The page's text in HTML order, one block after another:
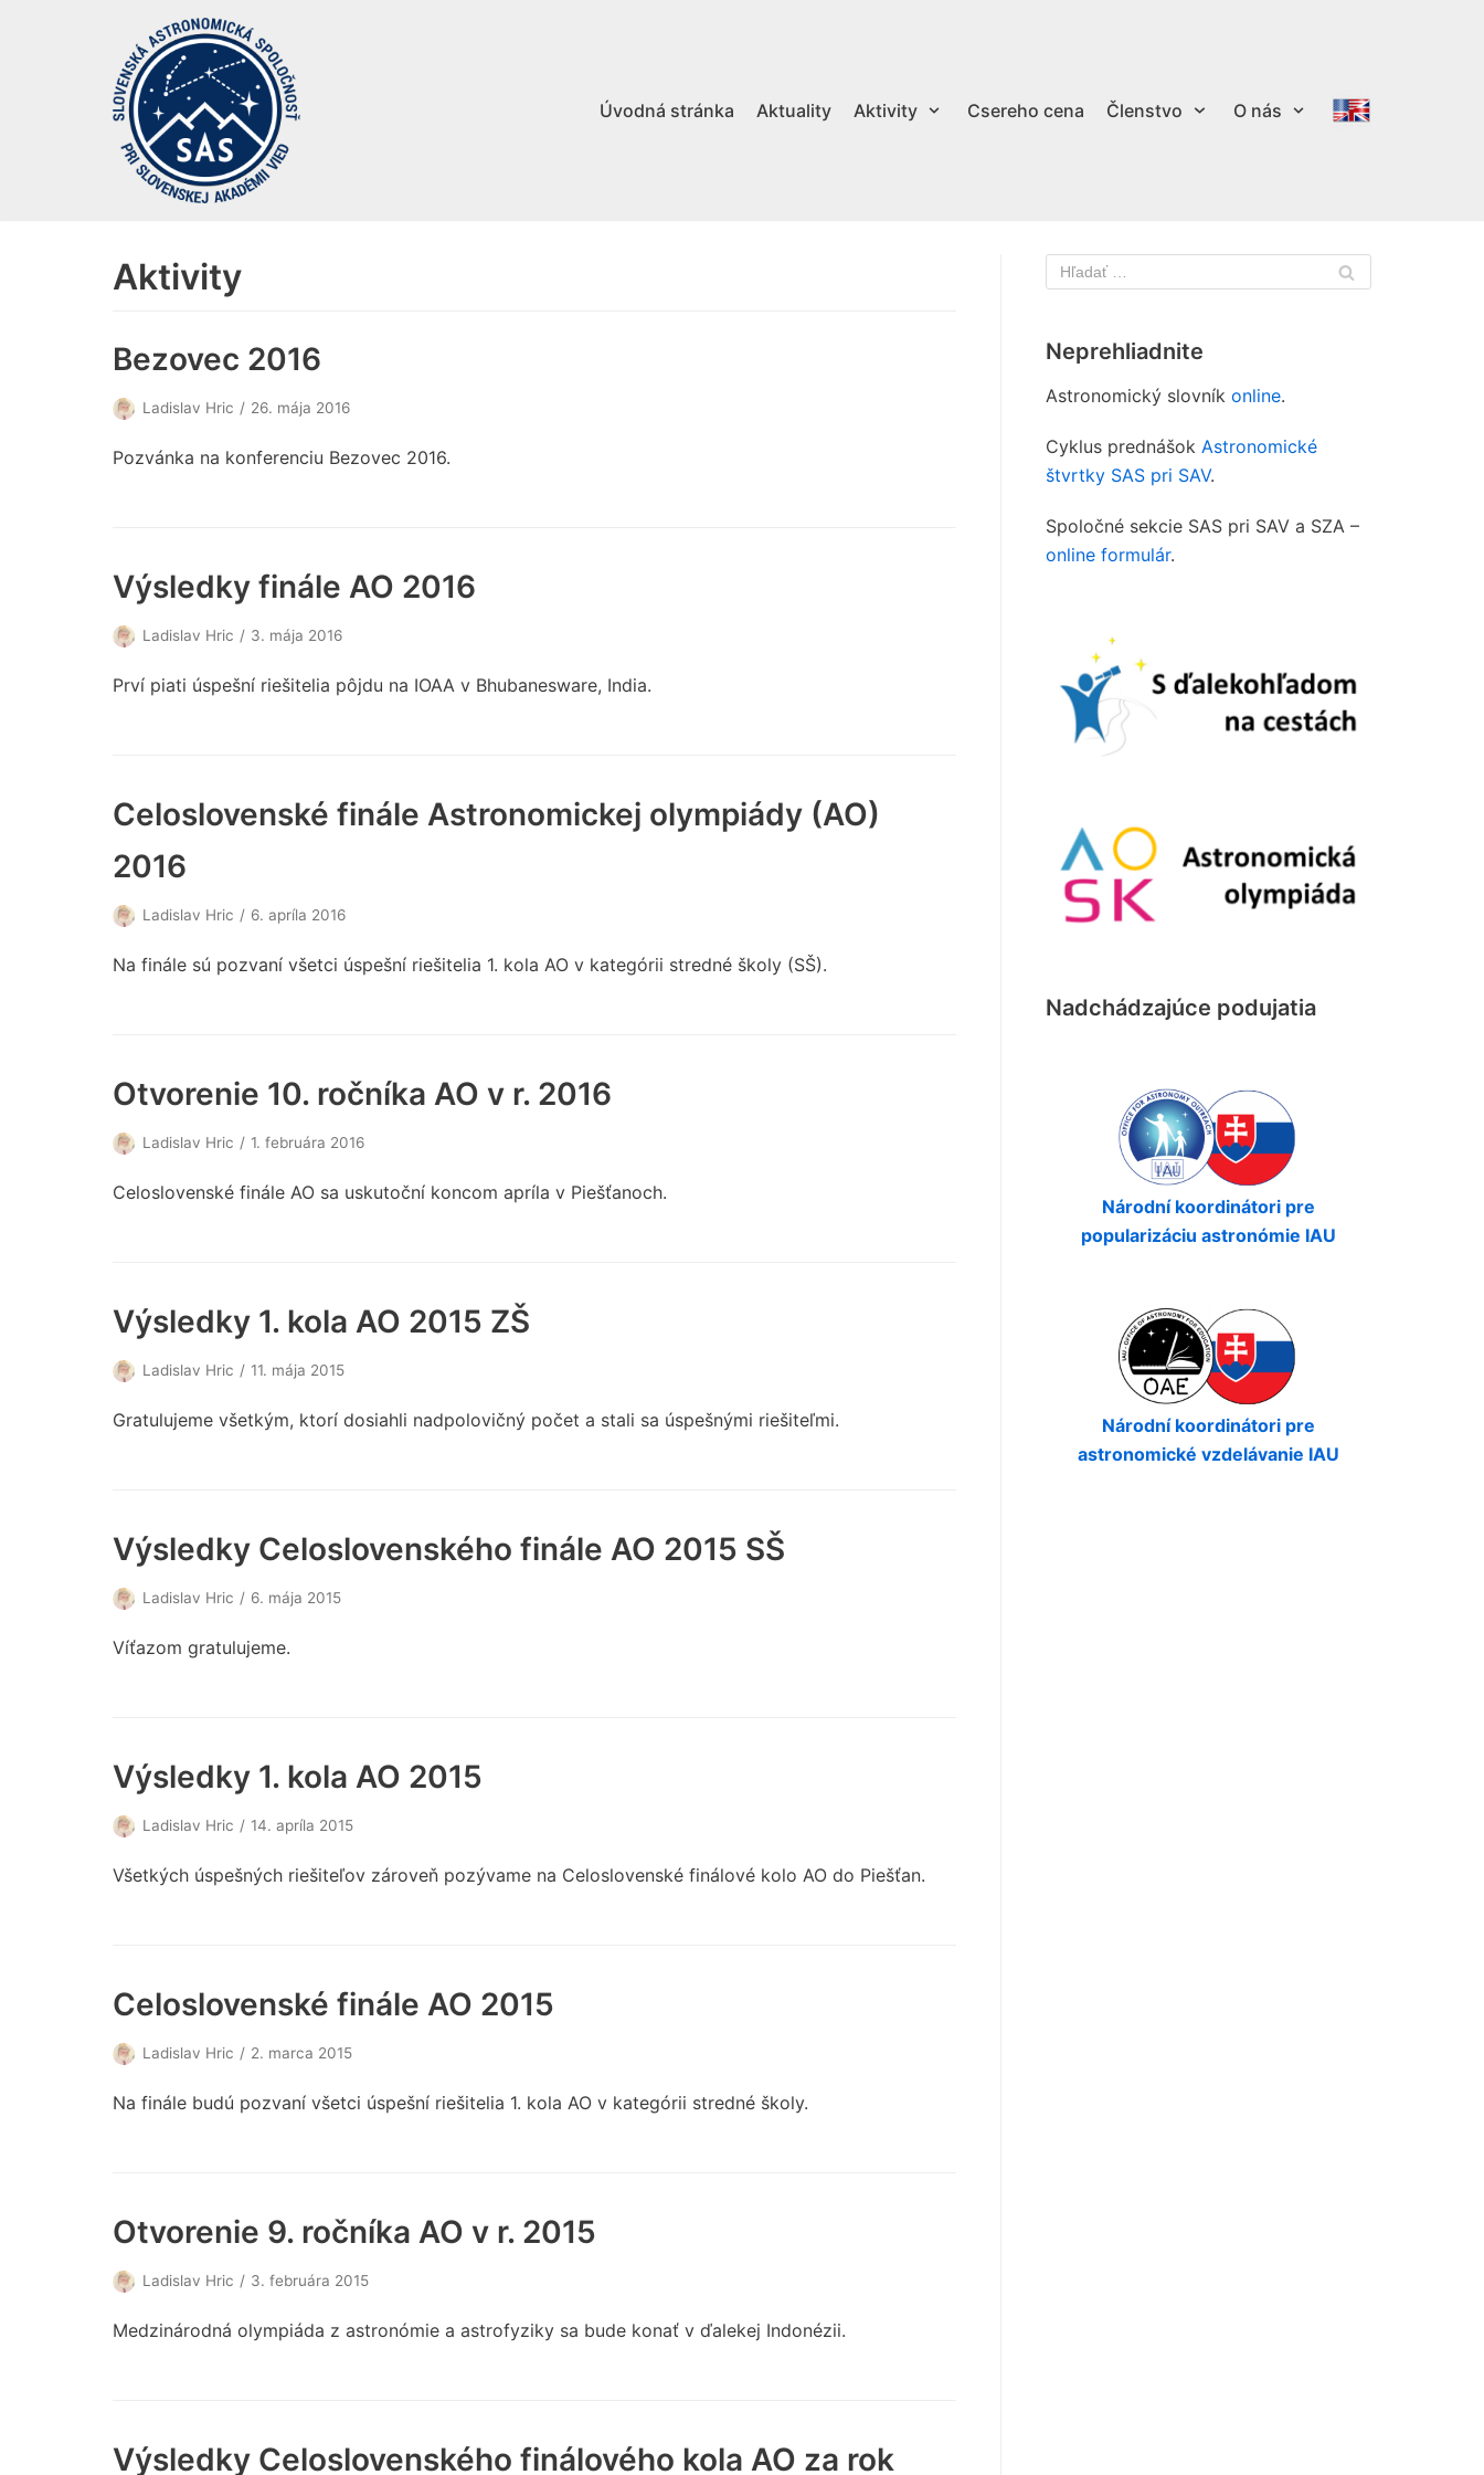
Úvodná stránka Aktuality Aktivity Csereho cena Členstvo O nás
Aktivity
Bezovec 2016
Ladislav Hric 26. mája 2016
Pozvánka na konferenciu Bezovec 2016.
Výsledky finále AO 2016
Ladislav Hric 3. mája 2016
Prví piati úspešní riešitelia pôjdu na IOAA v Bhubanesware, India.
Celoslovenské finále Astronomickej olympiády (AO)
2016
Ladislav Hric 6. apríla 2016
Na finále sú pozvaní všetci úspešní riešitelia 1. kola AO v kategórii stredné školy (SŠ).
Otvorenie 10. ročníka AO v r. 2016
Ladislav Hric 1. februára 2016
Celoslovenské finále AO sa uskutoční koncom apríla v Piešťanoch.
Výsledky 1. kola AO 2015 ZŠ
Ladislav Hric 11. mája 2015
Gratulujeme všetkým, ktorí dosiahli nadpolovičný počet a stali sa úspešnými riešiteľmi.
Výsledky Celoslovenského finále AO 2015 SŠ
Ladislav Hric 6. mája 2015
Víťazom gratulujeme.
Výsledky 1. kola AO 2015
Ladislav Hric 14. apríla 2015
Všetkých úspešných riešiteľov zároveň pozývame na Celoslovenské finálové kolo AO do Piešťan.
Celoslovenské finále AO 2015
Ladislav Hric 2. marca 2015
Na finále budú pozvaní všetci úspešní riešitelia 1. kola AO v kategórii stredné školy.
Otvorenie 9. ročníka AO v r. 2015
Ladislav Hric 3. februára 2015
Medzinárodná olympiáda z astronómie a astrofyziky sa bude konať v ďalekej Indonézii.
Výsledky Celoslovenského finálového kola AO za rok
Neprehliadnite
Astronomický slovník online.
Cyklus prednášok Astronomické
štvrtky SAS pri SAV.
Spoločné sekcie SAS pri SAV a SZA –
online formulár.
Nadchádzajúce podujatia
Národní koordinátori pre
popularizáciu astronómie IAU
Národní koordinátori pre
astronomické vzdelávanie IAU